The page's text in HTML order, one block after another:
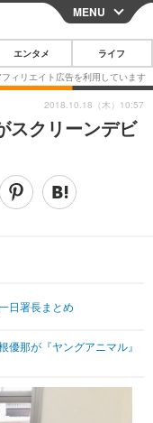
CLOSE
スマートフォン
その他
映画・ドラマ
ブログ
その他
MENU
エンタメ ライフ
スクリーンデビ
日署長まとめ
優那が『ヤングアニマル』
2018.10.18（木）10:57